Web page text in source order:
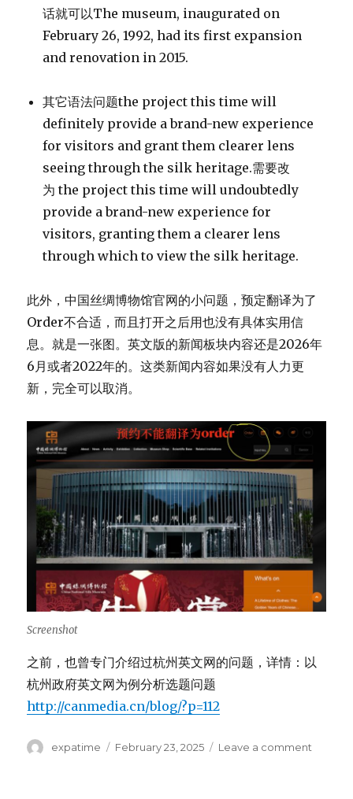
话就可以The museum, inaugurated on
February 26, 1992, had its first expansion
and renovation in 2015.
其它语法问题the project this time will
definitely provide a brand-new experience
for visitors and grant them clearer lens
seeing through the silk heritage.需要改
为 the project this time will undoubtedly
provide a brand-new experience for
visitors, granting them a clearer lens
through which to view the silk heritage.
此外，中国丝绸博物馆官网的小问题，预定翻译为了
Order不合适，而且打开之后用也没有具体实用信
息。就是一张图。英文版的新闻板块内容还是2026年
6月或者2022年的。这类新闻内容如果没有人力更
新，完全可以取消。
Screenshot
之前，也曾专门介绍过杭州英文网的问题，详情：以
杭州政府英文网为例分析选题问题
http://canmedia.cn/blog/?p=112
Author
expatime
Posted
February 23, 2025 Leave a comment